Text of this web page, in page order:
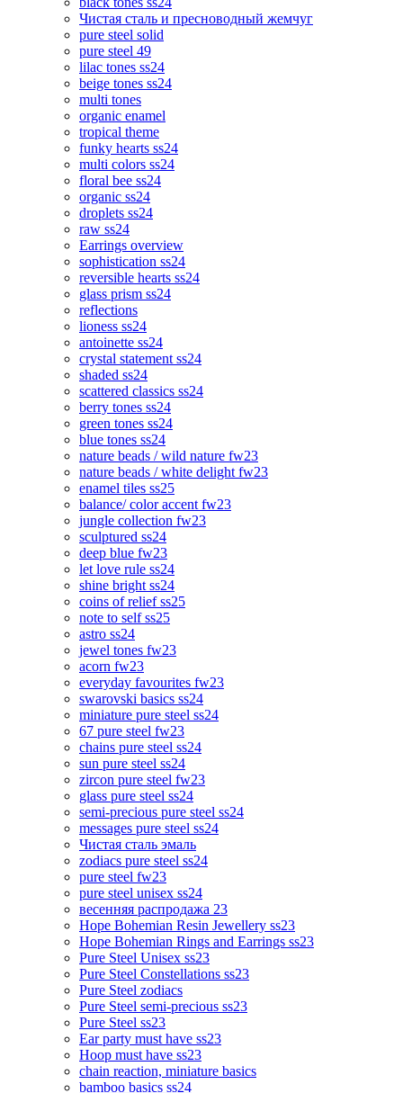
Чистая сталь и пресноводный жемчуг
pure steel solid
pure steel 49
lilac tones ss24
beige tones ss24
multi tones
organic enamel
tropical theme
funky hearts ss24
multi colors ss24
floral bee ss24
organic ss24
droplets ss24
raw ss24
Earrings overview
sophistication ss24
reversible hearts ss24
glass prism ss24
reflections
lioness ss24
antoinette ss24
crystal statement ss24
shaded ss24
scattered classics ss24
berry tones ss24
green tones ss24
blue tones ss24
nature beads / wild nature fw23
nature beads / white delight fw23
enamel tiles ss25
balance/ color accent fw23
jungle collection fw23
sculptured ss24
deep blue fw23
let love rule ss24
shine bright ss24
coins of relief ss25
note to self ss25
astro ss24
jewel tones fw23
acorn fw23
everyday favourites fw23
swarovski basics ss24
miniature pure steel ss24
67 pure steel fw23
chains pure steel ss24
sun pure steel ss24
zircon pure steel fw23
glass pure steel ss24
semi-precious pure steel ss24
messages pure steel ss24
Чистая сталь эмаль
zodiacs pure steel ss24
pure steel fw23
pure steel unisex ss24
весенняя распродажа 23
Hope Bohemian Resin Jewellery ss23
Hope Bohemian Rings and Earrings ss23
Pure Steel Unisex ss23
Pure Steel Constellations ss23
Pure Steel zodiacs
Pure Steel semi-precious ss23
Pure Steel ss23
Ear party must have ss23
Hoop must have ss23
chain reaction, miniature basics
bamboo basics ss24